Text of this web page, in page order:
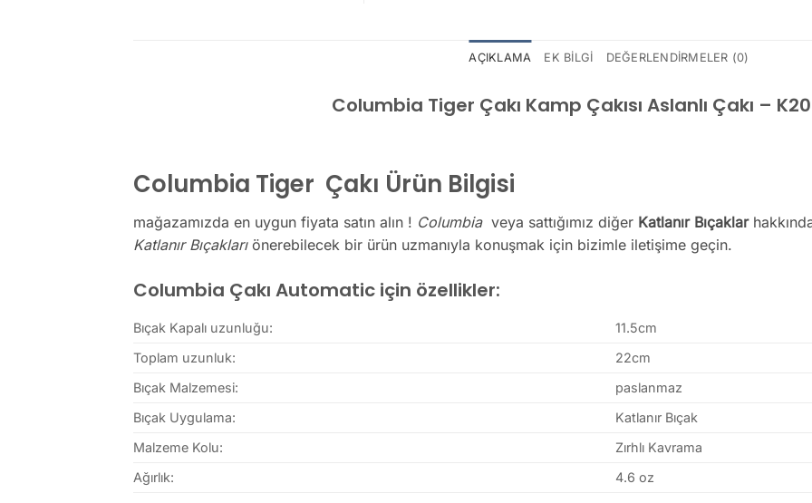
AÇIKLAMA EK BILGI DEĞERLENDIRMELER (0)
Columbia Tiger Çakı Kamp Çakısı Aslanlı Çakı –
Columbia Tiger Çakı Ürün Bilgisi
mağazamızda en uygun fiyata satın alın ! Columbia veya sattığımız diğer Katlanır Bıçaklar
Katlanır Bıçaklarıönerebilecek bir ürün uzmanıyla konuşmak için bizimle iletişime geçin.
Columbia Çakı Automatic için özellikler:
Bıçak Kapalı uzunluğu:
11.5cm
Toplam uzunluk:
22cm
Bıçak Malzemesi:
paslanmaz
Bıçak Uygulama:
Katlanır Bıçak
Malzeme Kolu:
Zırhlı Kavrama
Ağırlık:
4.6 oz